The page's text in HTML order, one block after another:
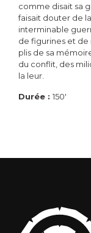
comme disait sa
faisait douter de
interminable
de figurines et de
plis de sa
du conflit, des
la leur.
Durée : 150'